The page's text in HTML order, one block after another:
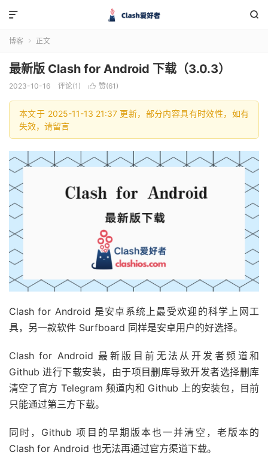


博客  正文
最新版 Clash for Android 下载（3.0.3）
2023-10-16 评论(1)  赞(61 )
本文于 2025-11-13 21:37 更新，部分内容具有时效性，如有
失效，请留言
Clash for Android 是安卓系统上最受欢迎的科学上网工
具，另一款软件 Surfboard 同样是安卓用户的好选择。
Clash for Android 最新版目前无法从开发者频道和
Github 进行下载安装，由于项目删库导致开发者选择删库
清空了官方 Telegram 频道内和 Github 上的安装包，目前
只能通过第三方下载。
同时，Github 项目的早期版本也一并清空，老版本的
Clash for Android 也无法再通过官方渠道下载。